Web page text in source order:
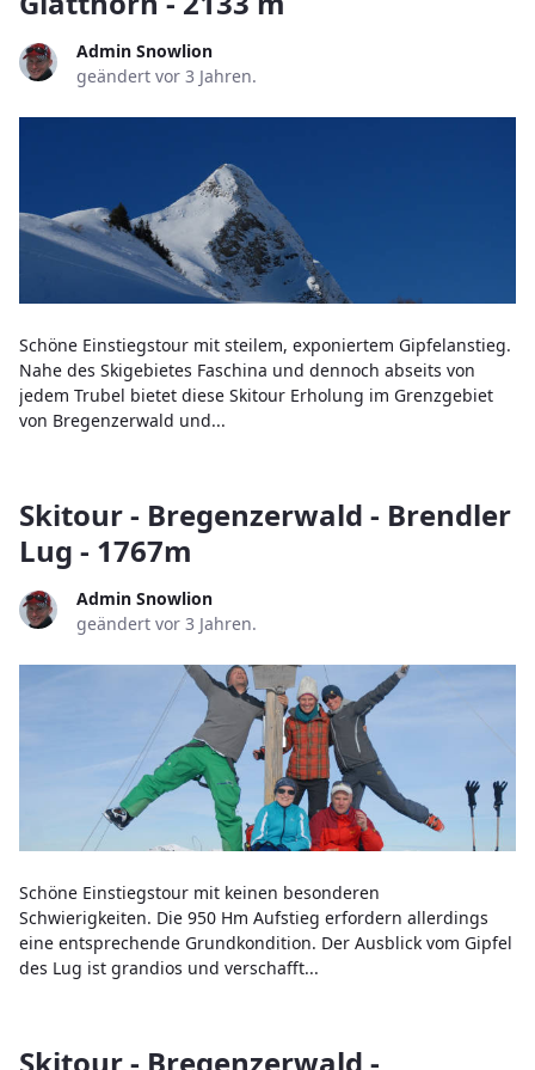
Admin Snowlion
geändert vor 3 Jahren.
Schöne Einstiegstour mit steilem, exponiertem Gipfelanstieg.
Nahe des Skigebietes Faschina und dennoch abseits von
jedem Trubel bietet diese Skitour Erholung im Grenzgebiet
von Bregenzerwald und...
Skitour - Bregenzerwald - Brendler
Lug - 1767m
Admin Snowlion
geändert vor 3 Jahren.
Schöne Einstiegstour mit keinen besonderen
Schwierigkeiten. Die 950 Hm Aufstieg erfordern allerdings
eine entsprechende Grundkondition. Der Ausblick vom Gipfel
des Lug ist grandios und verschafft...